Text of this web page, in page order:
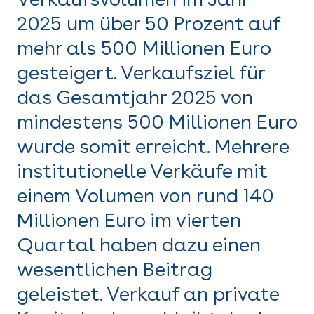
2025 um über 50 Prozent auf
mehr als 500 Millionen Euro
gesteigert. Verkaufsziel für
das Gesamtjahr 2025 von
mindestens 500 Millionen Euro
wurde somit erreicht. Mehrere
institutionelle Verkäufe mit
einem Volumen von rund 140
Millionen Euro im vierten
Quartal haben dazu einen
wesentlichen Beitrag
geleistet. Verkauf an private